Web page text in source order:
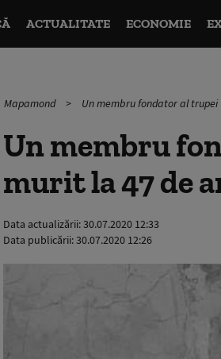
ACTUALITATE ECONOMIE
Mapamond Un membru fondator al trupei
Un membru
murit la 47 de
Data actualizării:30.07.2020 12:33
Data publicării:30.07.2020 12:26